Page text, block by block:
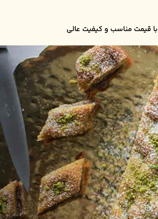
با قیمت مناسب و کیفیت عالی